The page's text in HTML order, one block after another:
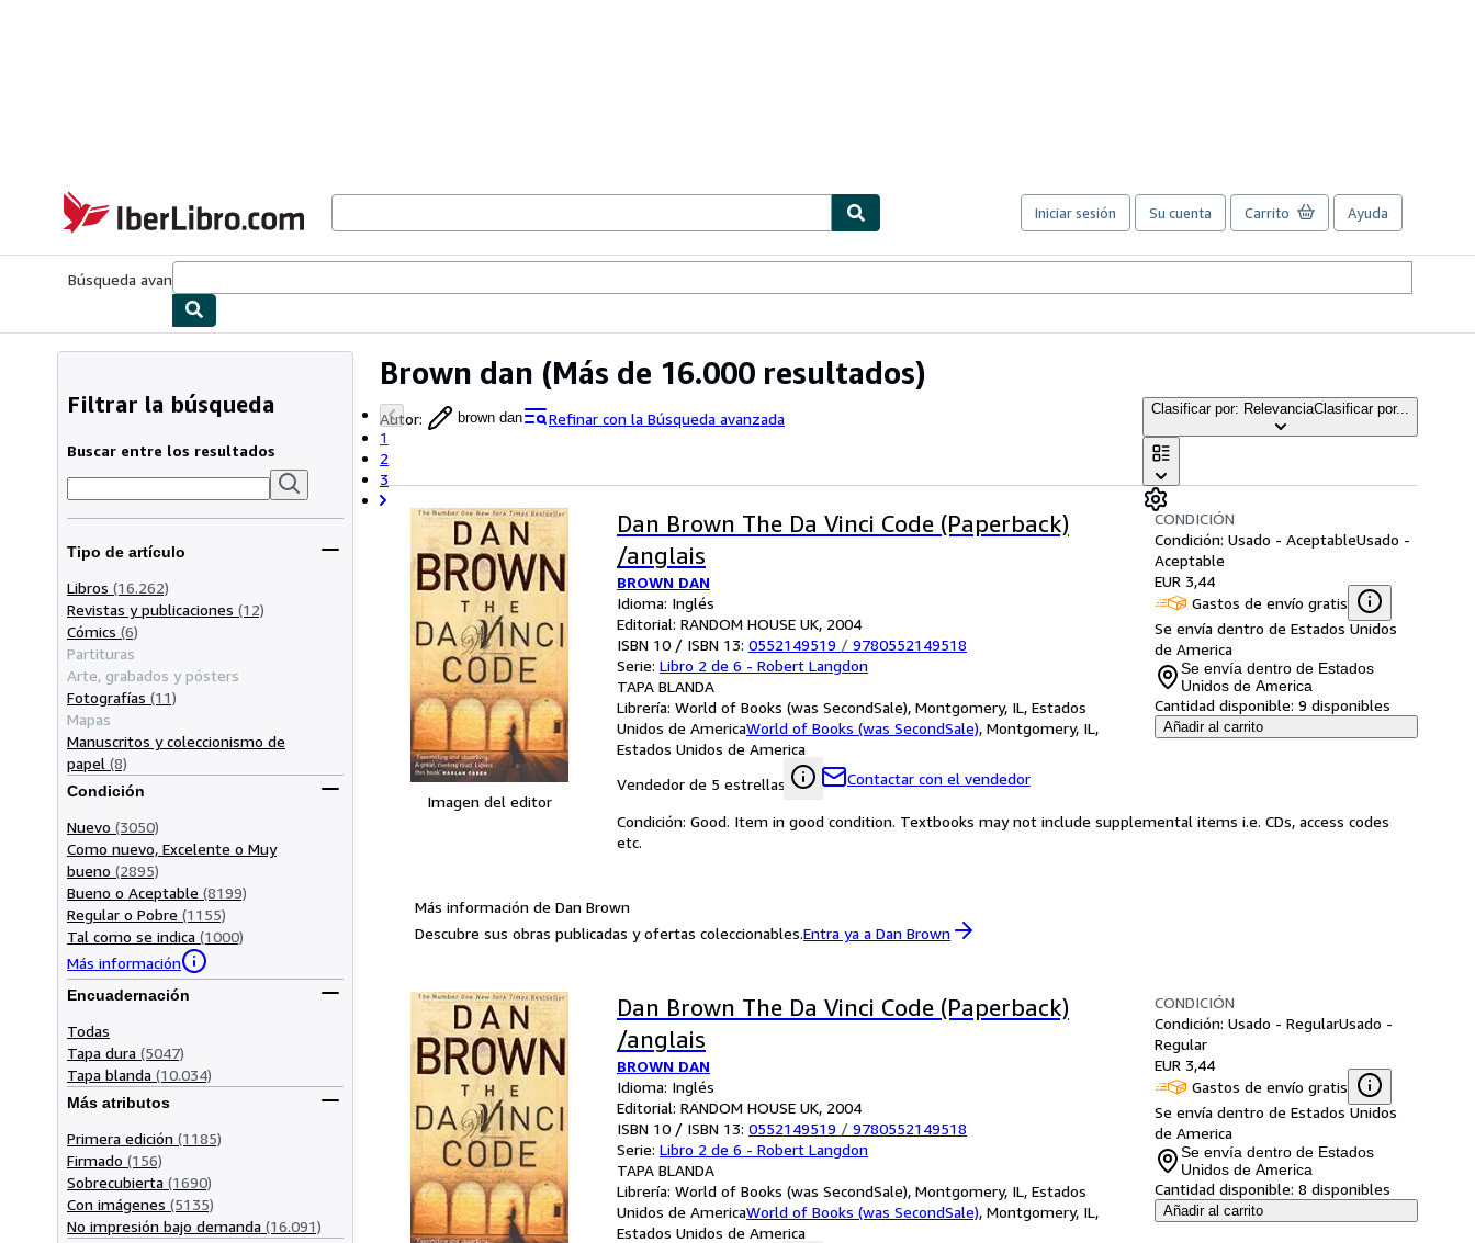
IberLibro.com
Iniciar sesión Su cuenta Carrito Ayuda
Búsqueda avanzada
Brown dan (Más de 16.000 resultados)
Autor: brown dan
Refinar con la Búsqueda avanzada
1
2
3
Clasificar por: RelevanciaClasificar por...
Filtrar la búsqueda
Buscar entre los resultados
Tipo de artículo
Libros (16.262)
Revistas y publicaciones (12)
Cómics (6)
Partituras
Arte, grabados y pósters
Fotografías (11)
Mapas
Manuscritos y coleccionismo de
papel (8)
Condición
Nuevo (3050)
Como nuevo, Excelente o Muy
bueno (2895)
Bueno o Aceptable (8199)
Regular o Pobre (1155)
Tal como se indica (1000)
Más información
Encuadernación
Todas
Tapa dura (5047)
Tapa blanda (10.034)
Más atributos
Primera edición (1185)
Firmado (156)
Sobrecubierta (1690)
Con imágenes (5135)
No impresión bajo demanda (16.091)
Imagen del editor
Dan Brown The Da Vinci Code (Paperback)
/anglais
BROWN DAN
Idioma: Inglés
Editorial: RANDOM HOUSE UK, 2004
ISBN 10 / ISBN 13: 0552149519 / 9780552149518
Serie: Libro 2 de 6 - Robert Langdon
TAPA BLANDA
Librería: World of Books (was SecondSale), Montgomery, IL, Estados
Unidos de AmericaWorld of Books (was SecondSale), Montgomery, IL,
Estados Unidos de America
Vendedor de 5 estrellas
Contactar con el vendedor
CONDICIÓN
Condición: Usado - AceptableUsado -
Aceptable
EUR 3,44
Gastos de envío gratis
Se envía dentro de Estados Unidos
de America
Se envía dentro de Estados
Unidos de America
Cantidad disponible: 9 disponibles
Añadir al carrito
Condición: Good. Item in good condition. Textbooks may not include supplemental items i.e. CDs, access codes
etc.
Más información de Dan Brown
Descubre sus obras publicadas y ofertas coleccionables.Entra ya a Dan Brown
Dan Brown The Da Vinci Code (Paperback)
/anglais
BROWN DAN
Idioma: Inglés
Editorial: RANDOM HOUSE UK, 2004
ISBN 10 / ISBN 13: 0552149519 / 9780552149518
Serie: Libro 2 de 6 - Robert Langdon
TAPA BLANDA
Librería: World of Books (was SecondSale), Montgomery, IL, Estados
Unidos de AmericaWorld of Books (was SecondSale), Montgomery, IL,
Estados Unidos de America
CONDICIÓN
Condición: Usado - RegularUsado -
Regular
EUR 3,44
Gastos de envío gratis
Se envía dentro de Estados Unidos
de America
Se envía dentro de Estados
Unidos de America
Cantidad disponible: 8 disponibles
Añadir al carrito